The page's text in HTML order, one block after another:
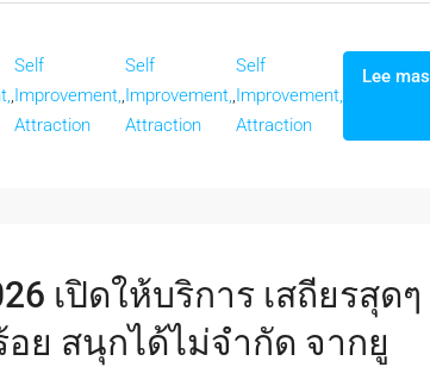
,
Self
Improvement,
Attraction
,
Self
Improvement,
Attraction
,
Self
Improvement,
Attraction
Lee mas
เปิดให้บริการ เสถียรสุดๆ
ย สนุกได้ไม่จำกัด จากยู